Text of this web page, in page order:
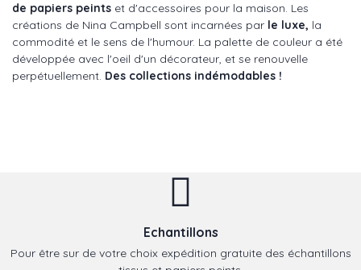
de papiers peints et d'accessoires pour la maison. Les
créations de Nina Campbell sont incarnées par le luxe, la
commodité et le sens de l'humour. La palette de couleur a été
développée avec l'oeil d'un décorateur, et se renouvelle
perpétuellement. Des collections indémodables !
Echantillons
Pour être sur de votre choix expédition gratuite des échantillons